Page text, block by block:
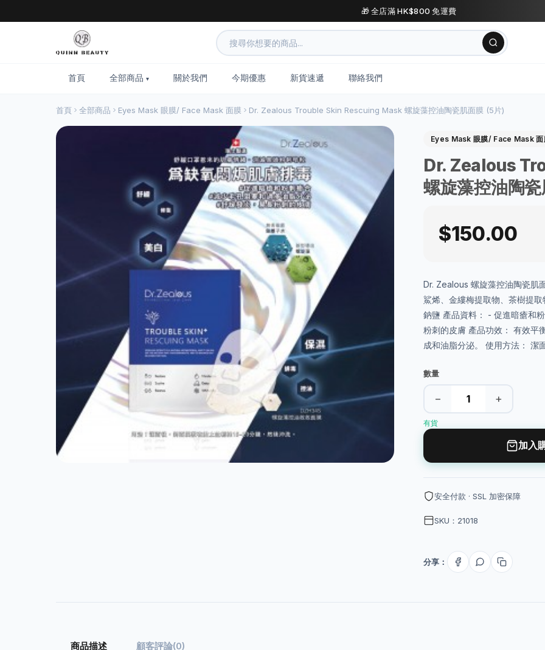
🎁 全店滿 HK$800 免運費
首頁 全部商品 關於我們 今期優惠 新貨速遞 聯絡我們
首頁 全部商品 Eyes Mask 眼膜/ Face Mask 面膜 Dr. Zealous Trouble Skin Rescuing Mask 螺旋藻控油陶瓷肌面膜 (5片)
Eyes Mask 眼膜/ Face Mask 面
Dr. Zealous
螺旋藻控油陶
$150.00
Dr. Zealous 螺旋藻控油陶瓷肌
鯊烯、金縷梅提取物、茶樹提
鈉鹽 產品資料： - 促進暗瘡和
粉刺的皮膚 產品功效： 有效平
成和油脂分泌。 使用方法： 潔
數量
− +
有貨
加入
安全付款 · SSL 加密保障
SKU：21018
分享：
商品描述 顧客評論(0)